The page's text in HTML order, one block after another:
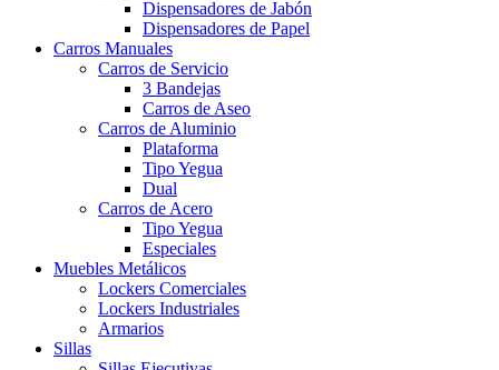
Dispensadores de Jabón
Dispensadores de Papel
Carros Manuales
Carros de Servicio
3 Bandejas
Carros de Aseo
Carros de Aluminio
Plataforma
Tipo Yegua
Dual
Carros de Acero
Tipo Yegua
Especiales
Muebles Metálicos
Lockers Comerciales
Lockers Industriales
Armarios
Sillas